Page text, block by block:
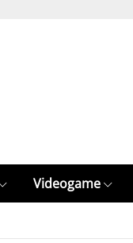
Videogame